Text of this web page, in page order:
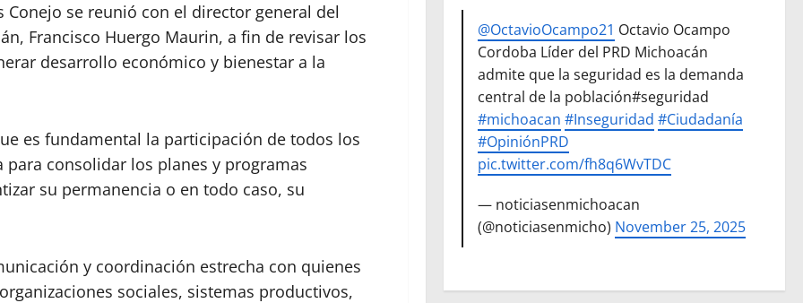
se reunió con el director general del
Francisco Huergo Maurin, a fin de revisar los
desarrollo económico y bienestar a la
es fundamental la participación de todos los
consolidar los planes y programas
su permanencia o en todo caso, su
y coordinación estrecha con quienes
sociales, sistemas productivos,
@OctavioOcampo21 Octavio Ocampo
Cordoba Líder del PRD Michoacán
admite que la seguridad es la demanda
central de la población#seguridad
#michoacan #Inseguridad #Ciudadanía
#OpiniónPRD
pic.twitter.com/fh8q6WvTDC
— noticiasenmichoacan
(@noticiasenmicho) November 25, 2025